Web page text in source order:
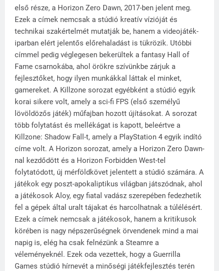
első része, a Horizon Zero Dawn, 2017-ben jelent meg.
Ezek a címek nemcsak a stúdió kreatív vízióját és
technikai szakértelmét mutatják be, hanem a videojáték-
iparban elért jelentős előrehaladást is tükrözik. Utóbbi
címmel pedig véglegesen bekerültek a fantasy Hall of
Fame csarnokába, ahol örökre szívünkbe zárjuk a
fejlesztőket, hogy ilyen munkákkal láttak el minket,
gamereket. A Killzone sorozat egyébként a stúdió egyik
korai sikere volt, amely a sci-fi FPS (első személyű
lövöldözős játék) műfajban hozott újításokat. A sorozat
több folytatást és mellékágat is kapott, beleértve a
Killzone: Shadow Fall-t, amely a PlayStation 4 egyik indító
címe volt. A Horizon sorozat, amely a Horizon Zero Dawn-
nal kezdődött és a Horizon Forbidden West-tel
folytatódott, új mérföldkövet jelentett a stúdió számára. A
játékok egy poszt-apokaliptikus világban játszódnak, ahol
a játékosok Aloy, egy fiatal vadász szerepében fedezhetik
fel a gépek által uralt tájakat és harcolhatnak a túlélésért.
Ezek a címek nemcsak a játékosok, hanem a kritikusok
körében is nagy népszerűségnek örvendenek mind a mai
napig is, elég ha csak felnézünk a Steamre a
véleményeknél. Ezek oda vezettek, hogy a Guerrilla
Games stúdió hírnevét a minőségi játékfejlesztés terén